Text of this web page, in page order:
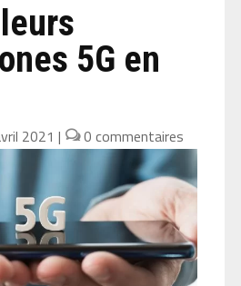
5G en
2021 | 0 commentaires